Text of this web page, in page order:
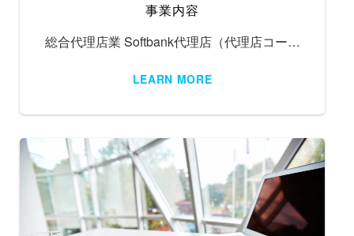
事業内容
総合代理店業 Softbank代理店（代理店コー…
LEARN MORE